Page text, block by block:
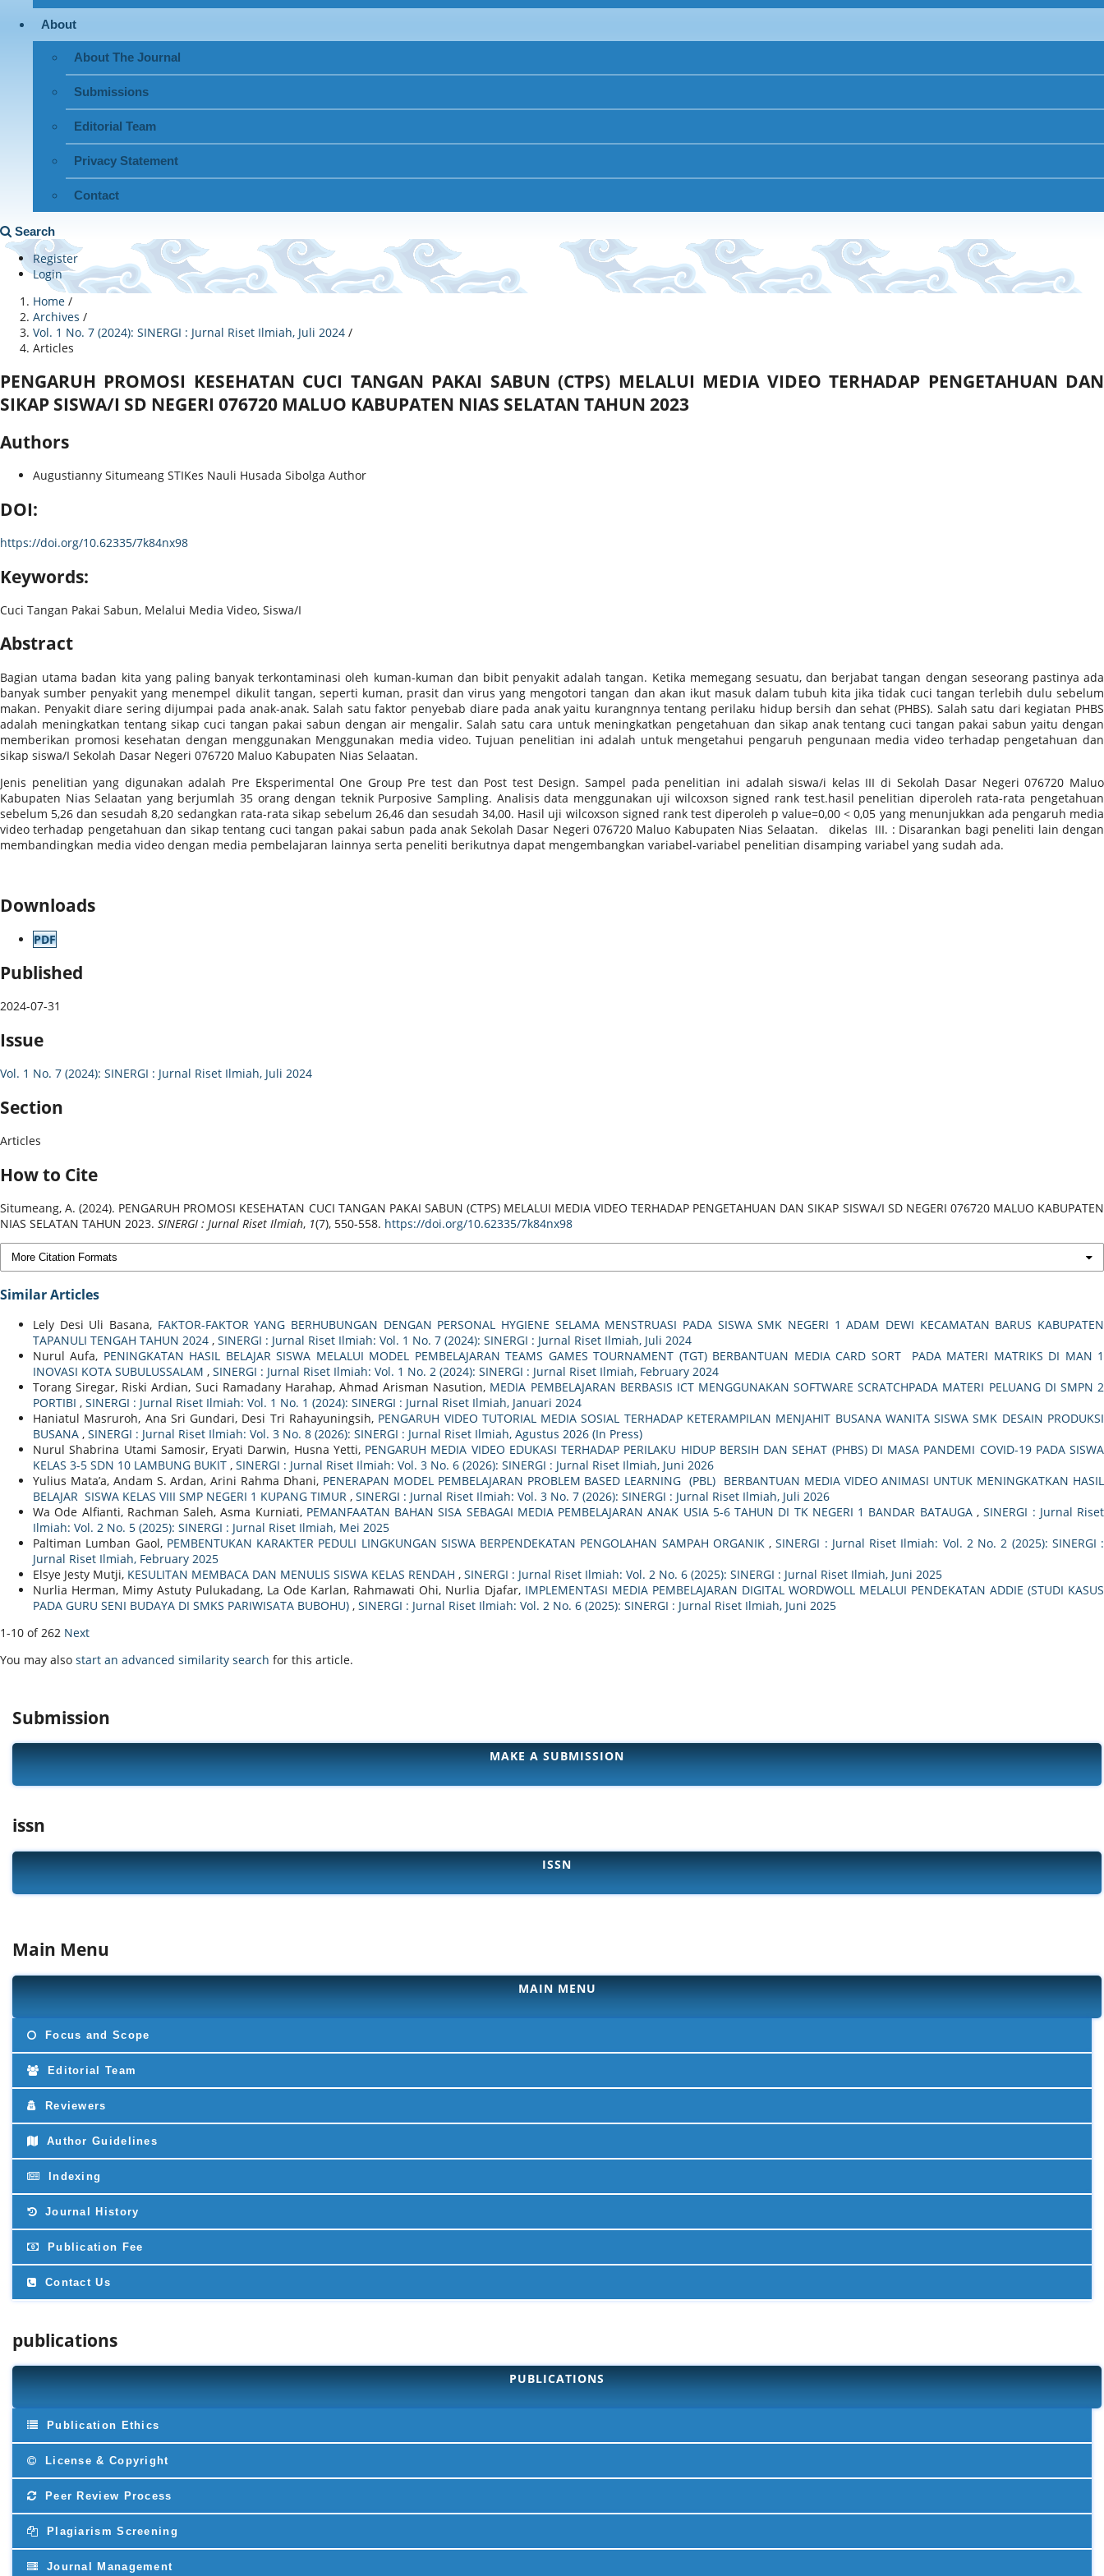
About
About The Journal
Submissions
Editorial Team
Privacy Statement
Contact
Search
Register
Login
Home /
Archives /
Vol. 1 No. 7 (2024): SINERGI : Jurnal Riset Ilmiah, Juli 2024 /
Articles
PENGARUH PROMOSI KESEHATAN CUCI TANGAN PAKAI SABUN (CTPS) MELALUI MEDIA VIDEO TERHADAP PENGETAHUAN DAN
SIKAP SISWA/I SD NEGERI 076720 MALUO KABUPATEN NIAS SELATAN TAHUN 2023
Authors
Augustianny Situmeang STIKes Nauli Husada Sibolga Author
DOI:
https://doi.org/10.62335/7k84nx98
Keywords:
Cuci Tangan Pakai Sabun, Melalui Media Video, Siswa/I
Abstract
Bagian utama badan kita yang paling banyak terkontaminasi oleh kuman-kuman dan bibit penyakit adalah tangan. Ketika memegang sesuatu, dan berjabat tangan dengan seseorang pastinya ada
banyak sumber penyakit yang menempel dikulit tangan, seperti kuman, prasit dan virus yang mengotori tangan dan akan ikut masuk dalam tubuh kita jika tidak cuci tangan terlebih dulu sebelum
makan. Penyakit diare sering dijumpai pada anak-anak. Salah satu faktor penyebab diare pada anak yaitu kurangnnya tentang perilaku hidup bersih dan sehat (PHBS). Salah satu dari kegiatan PHBS
adalah meningkatkan tentang sikap cuci tangan pakai sabun dengan air mengalir. Salah satu cara untuk meningkatkan pengetahuan dan sikap anak tentang cuci tangan pakai sabun yaitu dengan
memberikan promosi kesehatan dengan menggunakan Menggunakan media video. Tujuan penelitian ini adalah untuk mengetahui pengaruh pengunaan media video terhadap pengetahuan dan
sikap siswa/I Sekolah Dasar Negeri 076720 Maluo Kabupaten Nias Selaatan.
Jenis penelitian yang digunakan adalah Pre Eksperimental One Group Pre test dan Post test Design. Sampel pada penelitian ini adalah siswa/i kelas III di Sekolah Dasar Negeri 076720 Maluo
Kabupaten Nias Selaatan yang berjumlah 35 orang dengan teknik Purposive Sampling. Analisis data menggunakan uji wilcoxson signed rank test.hasil penelitian diperoleh rata-rata pengetahuan
sebelum 5,26 dan sesudah 8,20 sedangkan rata-rata sikap sebelum 26,46 dan sesudah 34,00. Hasil uji wilcoxson signed rank test diperoleh p value=0,00 < 0,05 yang menunjukkan ada pengaruh media
video terhadap pengetahuan dan sikap tentang cuci tangan pakai sabun pada anak Sekolah Dasar Negeri 076720 Maluo Kabupaten Nias Selaatan. dikelas III. : Disarankan bagi peneliti lain dengan
membandingkan media video dengan media pembelajaran lainnya serta peneliti berikutnya dapat mengembangkan variabel-variabel penelitian disamping variabel yang sudah ada.
Downloads
PDF
Published
2024-07-31
Issue
Vol. 1 No. 7 (2024): SINERGI : Jurnal Riset Ilmiah, Juli 2024
Section
Articles
How to Cite
Situmeang, A. (2024). PENGARUH PROMOSI KESEHATAN CUCI TANGAN PAKAI SABUN (CTPS) MELALUI MEDIA VIDEO TERHADAP PENGETAHUAN DAN SIKAP SISWA/I SD NEGERI 076720 MALUO KABUPATEN
NIAS SELATAN TAHUN 2023. SINERGI : Jurnal Riset Ilmiah, 1(7), 550-558. https://doi.org/10.62335/7k84nx98
More Citation Formats
Similar Articles
Lely Desi Uli Basana, FAKTOR-FAKTOR YANG BERHUBUNGAN DENGAN PERSONAL HYGIENE SELAMA MENSTRUASI PADA SISWA SMK NEGERI 1 ADAM DEWI KECAMATAN BARUS KABUPATEN
TAPANULI TENGAH TAHUN 2024 , SINERGI : Jurnal Riset Ilmiah: Vol. 1 No. 7 (2024): SINERGI : Jurnal Riset Ilmiah, Juli 2024
Nurul Aufa, PENINGKATAN HASIL BELAJAR SISWA MELALUI MODEL PEMBELAJARAN TEAMS GAMES TOURNAMENT (TGT) BERBANTUAN MEDIA CARD SORT PADA MATERI MATRIKS DI MAN 1
INOVASI KOTA SUBULUSSALAM , SINERGI : Jurnal Riset Ilmiah: Vol. 1 No. 2 (2024): SINERGI : Jurnal Riset Ilmiah, February 2024
Torang Siregar, Riski Ardian, Suci Ramadany Harahap, Ahmad Arisman Nasution, MEDIA PEMBELAJARAN BERBASIS ICT MENGGUNAKAN SOFTWARE SCRATCHPADA MATERI PELUANG DI SMPN 2
PORTIBI , SINERGI : Jurnal Riset Ilmiah: Vol. 1 No. 1 (2024): SINERGI : Jurnal Riset Ilmiah, Januari 2024
Haniatul Masruroh, Ana Sri Gundari, Desi Tri Rahayuningsih, PENGARUH VIDEO TUTORIAL MEDIA SOSIAL TERHADAP KETERAMPILAN MENJAHIT BUSANA WANITA SISWA SMK DESAIN PRODUKSI
BUSANA , SINERGI : Jurnal Riset Ilmiah: Vol. 3 No. 8 (2026): SINERGI : Jurnal Riset Ilmiah, Agustus 2026 (In Press)
Nurul Shabrina Utami Samosir, Eryati Darwin, Husna Yetti, PENGARUH MEDIA VIDEO EDUKASI TERHADAP PERILAKU HIDUP BERSIH DAN SEHAT (PHBS) DI MASA PANDEMI COVID-19 PADA SISWA
KELAS 3-5 SDN 10 LAMBUNG BUKIT , SINERGI : Jurnal Riset Ilmiah: Vol. 3 No. 6 (2026): SINERGI : Jurnal Riset Ilmiah, Juni 2026
Yulius Mata’a, Andam S. Ardan, Arini Rahma Dhani, PENERAPAN MODEL PEMBELAJARAN PROBLEM BASED LEARNING (PBL) BERBANTUAN MEDIA VIDEO ANIMASI UNTUK MENINGKATKAN HASIL
BELAJAR SISWA KELAS VIII SMP NEGERI 1 KUPANG TIMUR , SINERGI : Jurnal Riset Ilmiah: Vol. 3 No. 7 (2026): SINERGI : Jurnal Riset Ilmiah, Juli 2026
Wa Ode Alfianti, Rachman Saleh, Asma Kurniati, PEMANFAATAN BAHAN SISA SEBAGAI MEDIA PEMBELAJARAN ANAK USIA 5-6 TAHUN DI TK NEGERI 1 BANDAR BATAUGA ,SINERGI : Jurnal Riset
Ilmiah: Vol. 2 No. 5 (2025): SINERGI : Jurnal Riset Ilmiah, Mei 2025
Paltiman Lumban Gaol, PEMBENTUKAN KARAKTER PEDULI LINGKUNGAN SISWA BERPENDEKATAN PENGOLAHAN SAMPAH ORGANIK ,SINERGI : Jurnal Riset Ilmiah: Vol. 2 No. 2 (2025): SINERGI :
Jurnal Riset Ilmiah, February 2025
Elsye Jesty Mutji, KESULITAN MEMBACA DAN MENULIS SISWA KELAS RENDAH , SINERGI : Jurnal Riset Ilmiah: Vol. 2 No. 6 (2025): SINERGI : Jurnal Riset Ilmiah, Juni 2025
Nurlia Herman, Mimy Astuty Pulukadang, La Ode Karlan, Rahmawati Ohi, Nurlia Djafar, IMPLEMENTASI MEDIA PEMBELAJARAN DIGITAL WORDWOLL MELALUI PENDEKATAN ADDIE (STUDI KASUS
PADA GURU SENI BUDAYA DI SMKS PARIWISATA BUBOHU) , SINERGI : Jurnal Riset Ilmiah: Vol. 2 No. 6 (2025): SINERGI : Jurnal Riset Ilmiah, Juni 2025
1-10 of 262 Next
You may also start an advanced similarity search for this article.
Submission
MAKE A SUBMISSION
issn
ISSN
Main Menu
MAIN MENU
Focus and Scope
Editorial Team
Reviewers
Author Guidelines
Indexing
Journal History
Publication Fee
Contact Us
publications
PUBLICATIONS
Publication Ethics
License & Copyright
Peer Review Process
Plagiarism Screening
Journal Management